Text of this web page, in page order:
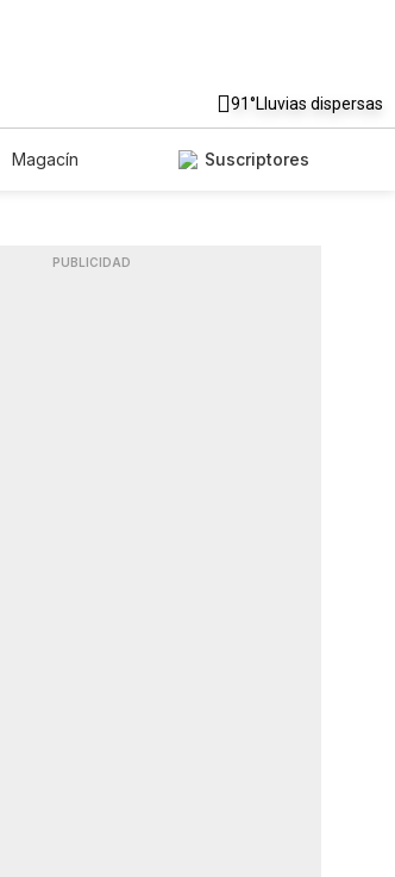
91°Lluvias dispersas
Magacín
Suscriptores
PUBLICIDAD